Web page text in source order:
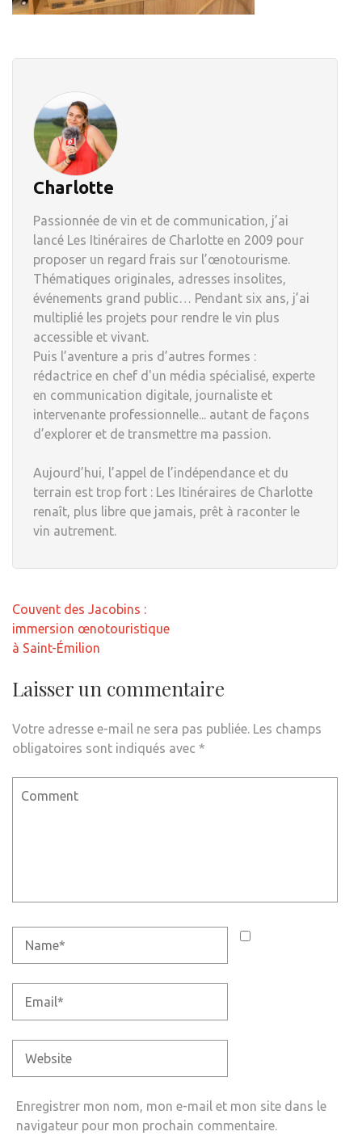
Charlotte
Passionnée de vin et de communication, j’ai
lancé Les Itinéraires de Charlotte en 2009 pour
proposer un regard frais sur l’œnotourisme.
Thématiques originales, adresses insolites,
événements grand public… Pendant six ans, j’ai
multiplié les projets pour rendre le vin plus
accessible et vivant.
Puis l’aventure a pris d’autres formes :
rédactrice en chef d'un média spécialisé, experte
en communication digitale, journaliste et
intervenante professionnelle... autant de façons
d’explorer et de transmettre ma passion.
Aujourd’hui, l’appel de l’indépendance et du
terrain est trop fort : Les Itinéraires de Charlotte
renaît, plus libre que jamais, prêt à raconter le
vin autrement.
Navigation
de
l’article
Couvent des Jacobins :
immersion œnotouristique
à Saint-Émilion
Laisser un commentaire
Votre adresse e-mail ne sera pas publiée. Les champs
obligatoires sont indiqués avec *
Enregistrer mon nom, mon e-mail et mon site dans le
navigateur pour mon prochain commentaire.